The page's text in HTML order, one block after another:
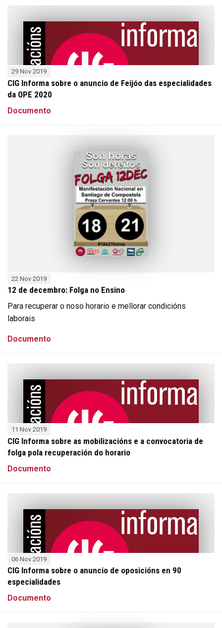
29 Nov 2019
CIG Informa sobre o anuncio de Feijóo das especialidades
da OPE 2020
Documento
22 Nov 2019
12 de decembro: Folga no Ensino
Para recuperar o noso horario e mellorar condicións
laborais
Documento
11 Nov 2019
CIG Informa sobre as mobilizacións e a convocatoria de
folga pola recuperación do horario
Documento
06 Nov 2019
CIG Informa sobre o anuncio de oposicións en 90
especialidades
Documento